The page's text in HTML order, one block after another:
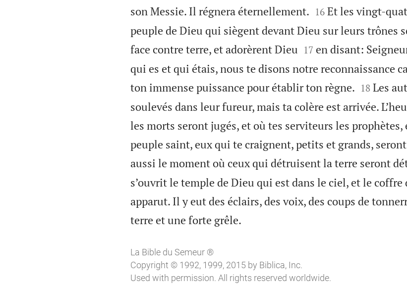
son Messie. Il régnera éternellement.
16 Et les vingt-
peuple de Dieu qui siègent devant Dieu sur leurs trônes
face contre terre, et adorèrent Dieu 

17 en disant:
qui es et qui étais, nous te disons notre reconnaissance
ton immense puissance pour établir ton règne.
18 Les
soulevés dans leur fureur, mais ta colère est arrivée.
les morts seront jugés, et où tes serviteurs les prophètes,
peuple saint, eux qui te craignent, petits et grands, seront
aussi le moment où ceux qui détruisent la terre seront
s’ouvrit le temple de Dieu qui est dans le ciel, et le coffre
apparut. Il y eut des éclairs, des voix, des coups de
terre et une forte grêle.
La Bible du Semeur ®
Copyright © 1992, 1999, 2015 by Biblica, Inc.
Used with permission. All rights reserved worldwide.